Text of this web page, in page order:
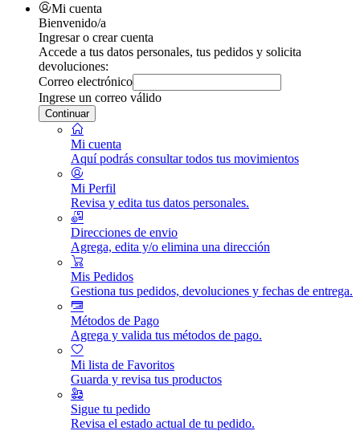
Mi cuenta
Bienvenido/a
Ingresar o crear cuenta
Accede a tus datos personales, tus pedidos y solicita
devoluciones:
Correo electrónico
Ingrese un correo válido
Continuar
Mi cuenta
Aquí podrás consultar todos tus movimientos
Mi Perfil
Revisa y edita tus datos personales.
Direcciones de envio
Agrega, edita y/o elimina una dirección
Mis Pedidos
Gestiona tus pedidos, devoluciones y fechas de entrega.
Métodos de Pago
Agrega y valida tus métodos de pago.
Mi lista de Favoritos
Guarda y revisa tus productos
Sigue tu pedido
Revisa el estado actual de tu pedido.